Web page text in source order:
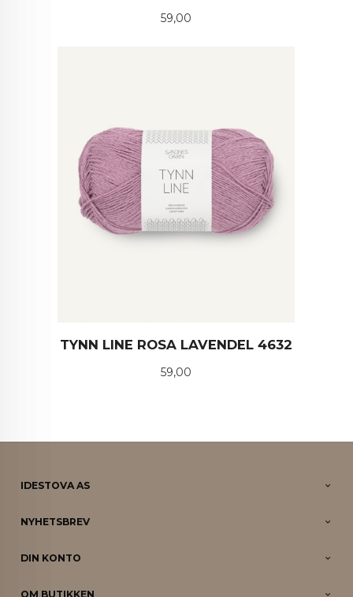
Pris
59,00
TYNN LINE ROSA LAVENDEL 4632
Pris
59,00
IDESTOVA AS
NYHETSBREV
DIN KONTO
OM BUTIKKEN